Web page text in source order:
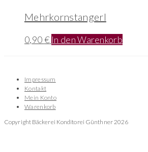
Mehrkornstangerl
0,90€ In den Warenkorb
Impressum
Kontakt
Mein Konto
Warenkorb
Copyright Bäckerei Konditorei Günthner 2026